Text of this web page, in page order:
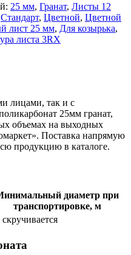
25 мм, Гранат, Листы 12
Стандарт, Цветной, Цветной
лист 25 мм, Для козырька,
листа 3RX
лицами, так и с
25мм гранат,
объемах на выходных
Поставка напрямую
продукцию в каталоге.
диаметр при
транспортировке, м
скручивается